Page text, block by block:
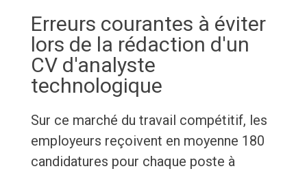
Erreurs courantes à éviter
lors de la rédaction d'un
CV d'analyste
technologique
Sur ce marché du travail compétitif, les
employeurs reçoivent en moyenne 180
candidatures pour chaque poste à